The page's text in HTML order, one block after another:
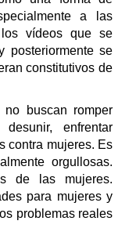
a las
vídeos que se
posteriormente se
constitutivos de
no buscan romper
enfrentar
contra mujeres. Es
orgullosas.
de las mujeres.
para mujeres y
problemas reales